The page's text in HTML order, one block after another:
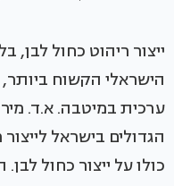
ייצור ריהוט כחול
הישראלי הקשוח ביותר,
ערכית במיטבה. א.ד.
הגדולים בישראל